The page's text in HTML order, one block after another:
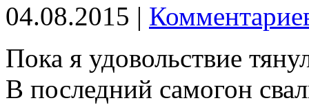
04.08.2015 |
Пока я удовольствие
В последний самогон